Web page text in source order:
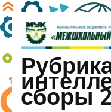
Перейти
к
содержимому
(нажмите
Enter)
МБУДО
комбинат»
сборы